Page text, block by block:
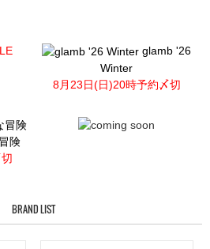
glamb '26
Winter
8月23日(日)20時予約〆切
険
BRAND LIST